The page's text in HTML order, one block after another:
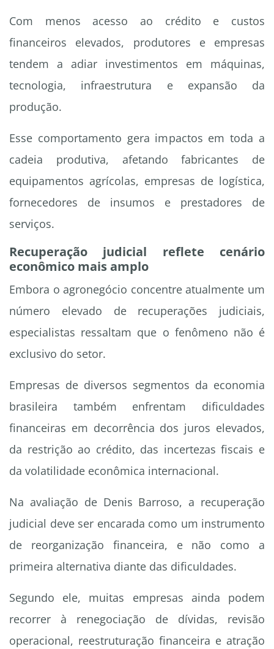
Com menos acesso ao crédito e custos
financeiros elevados, produtores e empresas
tendem a adiar investimentos em máquinas,
tecnologia, infraestrutura e expansão da
produção.
Esse comportamento gera impactos em toda a
cadeia produtiva, afetando fabricantes de
equipamentos agrícolas, empresas de logística,
fornecedores de insumos e prestadores de
serviços.
Recuperação judicial reflete cenário
econômico mais amplo
Embora o agronegócio concentre atualmente um
número elevado de recuperações judiciais,
especialistas ressaltam que o fenômeno não é
exclusivo do setor.
Empresas de diversos segmentos da economia
brasileira também enfrentam dificuldades
financeiras em decorrência dos juros elevados,
da restrição ao crédito, das incertezas fiscais e
da volatilidade econômica internacional.
Na avaliação de Denis Barroso, a recuperação
judicial deve ser encarada como um instrumento
de reorganização financeira, e não como a
primeira alternativa diante das dificuldades.
Segundo ele, muitas empresas ainda podem
recorrer à renegociação de dívidas, revisão
operacional, reestruturação financeira e atração